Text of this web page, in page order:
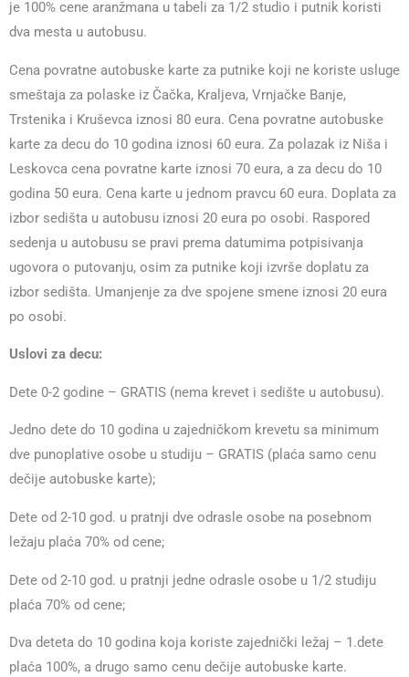
je 100% cene aranžmana u tabeli za 1/2 studio i putnik koristi
dva mesta u autobusu.
Cena povratne autobuske karte za putnike koji ne koriste usluge
smeštaja za polaske iz Čačka, Kraljeva, Vrnjačke Banje,
Trstenika i Kruševca iznosi 80 eura. Cena povratne autobuske
karte za decu do 10 godina iznosi 60 eura. Za polazak iz Niša i
Leskovca cena povratne karte iznosi 70 eura, a za decu do 10
godina 50 eura. Cena karte u jednom pravcu 60 eura. Doplata za
izbor sedišta u autobusu iznosi 20 eura po osobi. Raspored
sedenja u autobusu se pravi prema datumima potpisivanja
ugovora o putovanju, osim za putnike koji izvrše doplatu za
izbor sedišta. Umanjenje za dve spojene smene iznosi 20 eura
po osobi.
Uslovi za decu:
Dete 0-2 godine – GRATIS (nema krevet i sedište u autobusu).
Jedno dete do 10 godina u zajedničkom krevetu sa minimum
dve punoplative osobe u studiju – GRATIS (plaća samo cenu
dečije autobuske karte);
Dete od 2-10 god. u pratnji dve odrasle osobe na posebnom
ležaju plaća 70% od cene;
Dete od 2-10 god. u pratnji jedne odrasle osobe u 1/2 studiju
plaća 70% od cene;
Dva deteta do 10 godina koja koriste zajednički ležaj – 1.dete
plaća 100%, a drugo samo cenu dečije autobuske karte.